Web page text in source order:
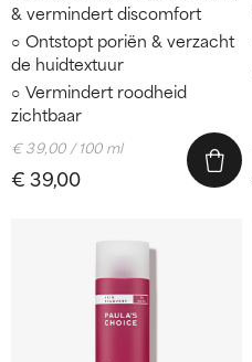
& vermindert discomfort
Ontstopt poriën & verzacht
de huidtextuur
Vermindert roodheid
zichtbaar
€ 39,00
€ 39,00 / 100 ml